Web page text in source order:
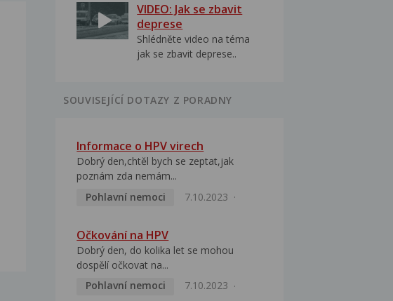
VIDEO: Jak se zbavit
deprese
Shlédněte video na téma
jak se zbavit deprese..
SOUVISEJÍCÍ DOTAZY Z PORADNY
Informace o HPV virech
Dobrý den,chtěl bych se zeptat,jak
poznám zda nemám...
Pohlavní nemoci
7.10.2023
Očkování na HPV
Dobrý den, do kolika let se mohou
dospělí očkovat na...
Pohlavní nemoci
7.10.2023